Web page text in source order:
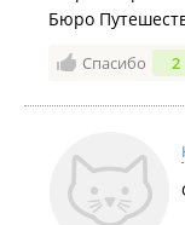
Бюро
Спасибо 2